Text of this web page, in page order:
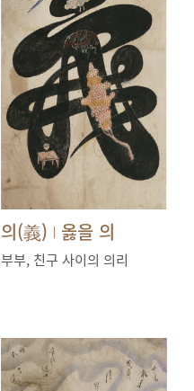
의(義) | 옳을 의
부부, 친구 사이의 의리